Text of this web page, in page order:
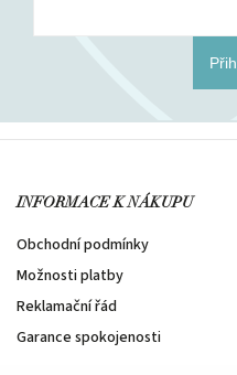
INFORMACE K NÁKUPU
Obchodní podmínky
Možnosti platby
Reklamační řád
Garance spokojenosti